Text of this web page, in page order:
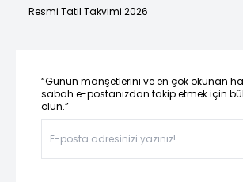
Resmi Tatil Takvimi 2026
“Günün manşetlerini ve en çok okunan
sabah e-postanızdan takip etmek için
olun.”